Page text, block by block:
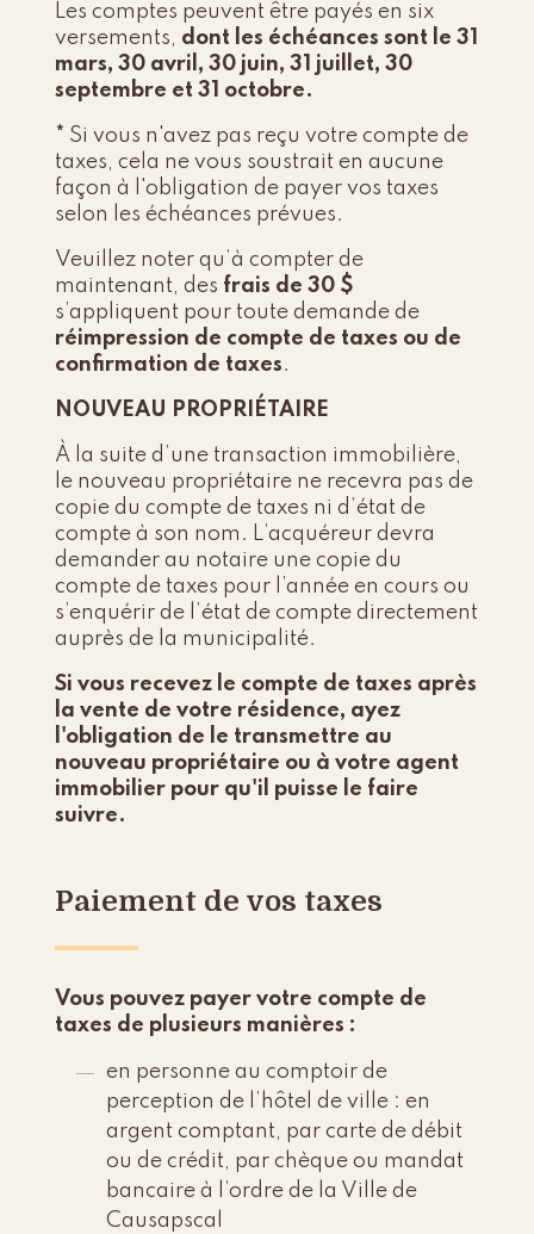
Les comptes peuvent être payés en six
versements, dont les échéances sont le 31
mars, 30 avril,30 juin, 31 juillet, 30
septembre et 31 octobre.
* Si vous n'avez pas reçu votre compte de
taxes, cela ne vous soustrait en aucune
façon à l'obligation de payer vos taxes
selon les échéances prévues.
Veuillez noter qu’à compter de
maintenant, des frais de 30 $
s’appliquent pour toute demande de
réimpression de compte de taxes ou de
confirmation de taxes.
NOUVEAU PROPRIÉTAIRE
À la suite d’une transaction immobilière,
le nouveau propriétaire ne recevra pas de
copie du compte de taxes ni d’état de
compte à son nom. L’acquéreur devra
demander au notaire une copie du
compte de taxes pour l’année en cours ou
s’enquérir de l’état de compte directement
auprès de la municipalité.
Si vous recevez le compte de taxes après
la vente de votre résidence, ayez
l'obligation de le transmettre au
nouveau propriétaire ou à votre agent
immobilier pour qu'il puisse le faire
suivre.
Paiement de vos taxes
Vous pouvez payer votre compte de
taxes de plusieurs manières :
en personne au comptoir de
perception de l’hôtel de ville : en
argent comptant, par carte de débit
ou de crédit, par chèque ou mandat
bancaire à l’ordre de la Ville de
Causapscal